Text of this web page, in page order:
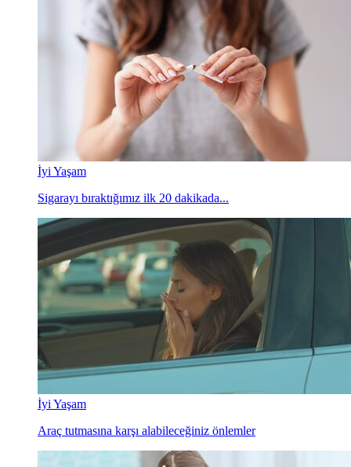
İyi Yaşam
Sigarayı bıraktığımız ilk 20 dakikada...
İyi Yaşam
Araç tutmasına karşı alabileceğiniz önlemler